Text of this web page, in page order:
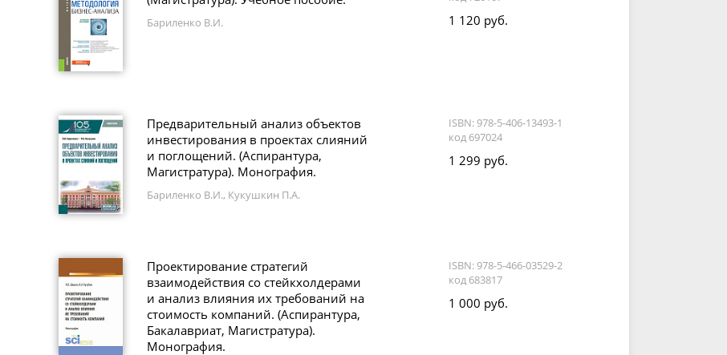
Бариленко В.И. 1 120 руб.
Предварительный анализ объектов
инвестирования в проектах слияний
и поглощений. (Аспирантура,
Магистратура). Монография.
Бариленко В.И., Кукушкин П.А.
ISBN: 978-5-406-13493-1
код 697024
1 299 руб.
Проектирование стратегий
взаимодействия со стейкхолдерами
и анализ влияния их требований на
стоимость компаний. (Аспирантура,
Бакалавриат, Магистратура).
Монография.
ISBN: 978-5-466-03529-2
код 683817
1 000 руб.